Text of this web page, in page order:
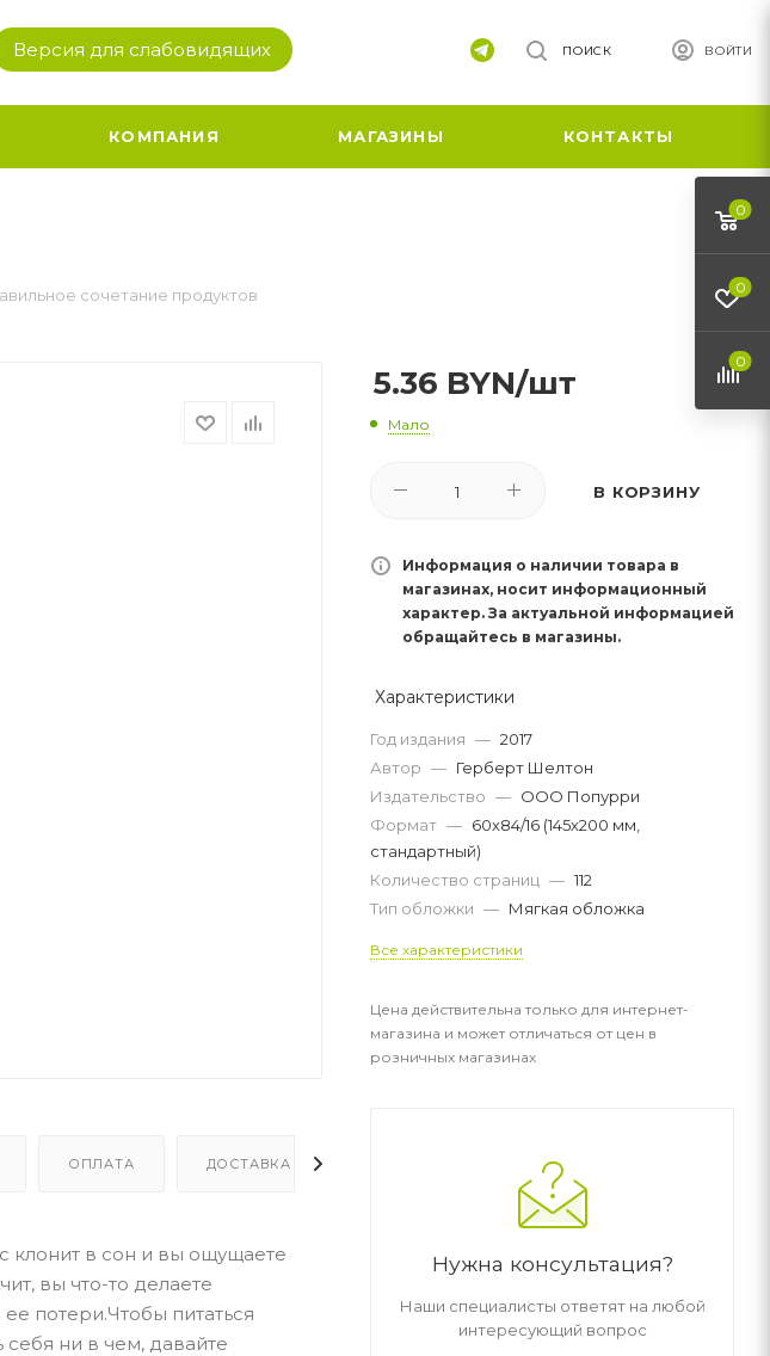
Версия для слабовидящих ВОЙТИ
ПОИСК
КОМПАНИЯ МАГАЗИНЫ КОНТАКТЫ
сочетание продуктов
ОПЛАТА ДОСТАВКА
клонит в сон и вы ощущаете
вы что-то делаете
потери.Чтобы питаться
ни в чем, давайте
5.36 BYN/шт
Мало
В КОРЗИНУ
Информация о наличии товара в
магазинах, носит информационный
характер. За актуальной информацией
обращайтесь в магазины.
Характеристики
Год издания — 2017
Автор — Герберт Шелтон
Издательство — ООО Попурри
Формат — 60х84/16 (145х200 мм,
стандартный)
Количество страниц — 112
Тип обложки — Мягкая обложка
Все характеристики
Цена действительна только для интернет-
магазина и может отличаться от цен в
розничных магазинах
Нужна консультация?
Наши специалисты ответят на любой
интересующий вопрос
0
0
0